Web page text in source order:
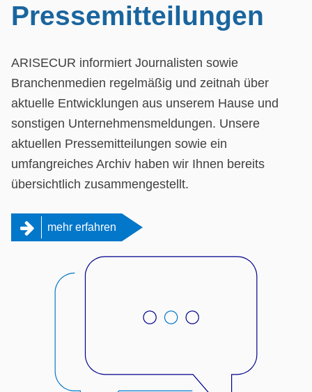
Pressemitteilungen
ARISECUR informiert Journalisten sowie
Branchenmedien regelmäßig und zeitnah über
aktuelle Entwicklungen aus unserem Hause und
sonstigen Unternehmensmeldungen. Unsere
aktuellen Pressemitteilungen sowie ein
umfangreiches Archiv haben wir Ihnen bereits
übersichtlich zusammengestellt.
mehr erfahren